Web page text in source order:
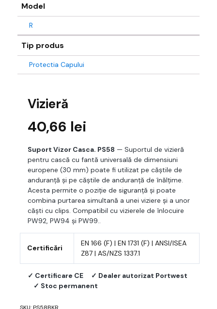
Model
R
Tip produs
Protectia Capului
Vizieră
40,66 lei
Suport Vizor Casca. PS58 — Suportul de vizieră
pentru cască cu fantă universală de dimensiuni
europene (30 mm) poate fi utilizat pe căștile de
anduranță și pe căștile de anduranță de înălțime.
Acesta permite o poziție de siguranță și poate
combina purtarea simultană a unei viziere și a unor
căști cu clips. Compatibil cu vizierele de înlocuire
PW92, PW94 și PW99..
Certificări
EN 166 (F) | EN 1731 (F) | ANSI/ISEA
Z87 | AS/NZS 1337.1
✓ Certificare CE
✓ Dealer autorizat Portwest
✓ Stoc permanent
SKU:PS58BKR